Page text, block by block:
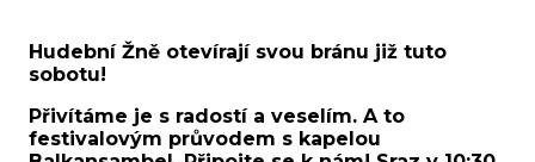
Hudební Žně otevírají svou bránu již tuto
sobotu!
Přivítáme je s radostí a veselím. A to
festivalovým průvodem s kapelou